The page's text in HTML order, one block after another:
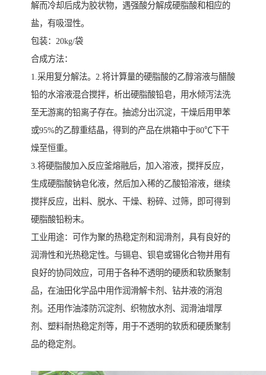
解而冷却后成为胶状物，遇强酸分解成硬脂酸和相应的
盐，有吸湿性。
包装：20kg/袋
合成方法：
1.采用复分解法。2.将计算量的硬脂酸的乙醇溶液与醋酸
铅的水溶液混合搅拌，析出硬脂酸铅皂，用水倾泻法洗
至无游离的铅离子存在。抽滤分出沉淀，干燥后用甲苯
或95%的乙醇重结晶，得到的产品在烘箱中于80℃下干
燥至恒重。
3.将硬脂酸加入反应釜熔融后，加入溶液，搅拌反应，
生成硬脂酸钠皂化液，然后加入稀的乙酸铅溶液，继续
搅拌反应，出料、脱水、干燥、粉碎、过筛，即可得到
硬脂酸铅粉末。
工业用途：可作为聚的热稳定剂和润滑剂，具有良好的
润滑性和光热稳定性。与镉皂、钡皂或锡化合物并用有
良好的协同效应，可用于各种不透明的硬质和软质聚制
品，在油田化学品中用作润滑解卡剂、钻井液的消泡
剂。还用作油漆防沉淀剂、织物放水剂、润滑油增厚
剂、塑料耐热稳定剂等，用于不透明的软质和硬质聚制
品的稳定剂。